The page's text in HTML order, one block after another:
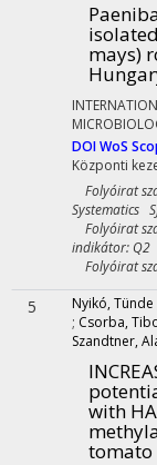
mays)
DOIWoS
Központi
Folyóirat
Systematics
Folyóirat
indikátor: Q2
Folyóirat
5 Nyikó, Tünde
; Csorba,
Szandtner,
with
tomato